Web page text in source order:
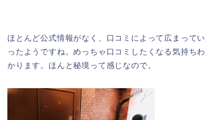
ほとんど公式情報がなく、口コミによって広まってい
ったようですね。めっちゃ口コミしたくなる気持ちわ
かります。ほんと秘境って感じなので。